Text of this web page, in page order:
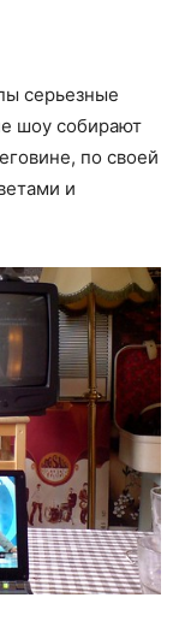
серьезные
шоу собирают
по своей
и